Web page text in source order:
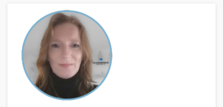
Verkauf (Handel)